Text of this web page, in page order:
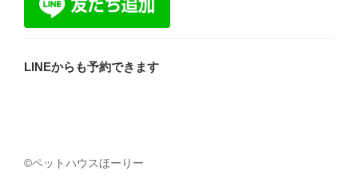
LINEからも予約できます
©ペットハウスほーりー